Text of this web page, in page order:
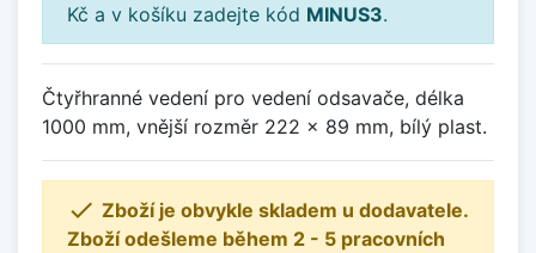
Kč a v košíku zadejte kód MINUS3.
Čtyřhranné vedení pro vedení odsavače, délka
1000 mm, vnější rozměr 222 x 89 mm, bílý plast.
 Zboží je obvykle skladem u dodavatele.
Zboží odešleme během 2 - 5 pracovních